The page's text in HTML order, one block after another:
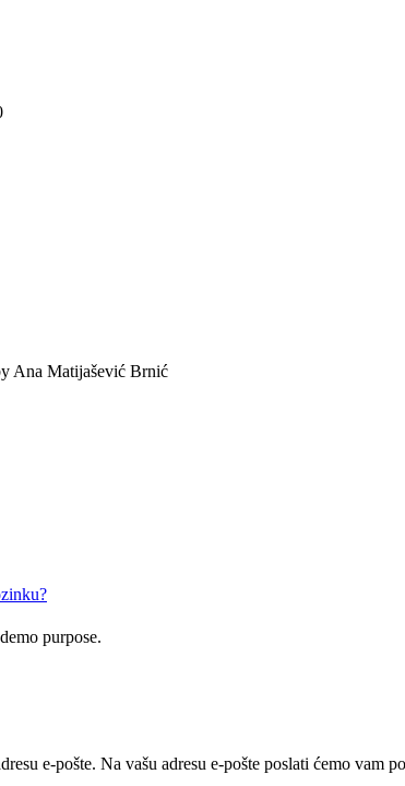
Ana Matijašević Brnić
purpose.
e-pošte. Na vašu adresu e-pošte poslati ćemo vam